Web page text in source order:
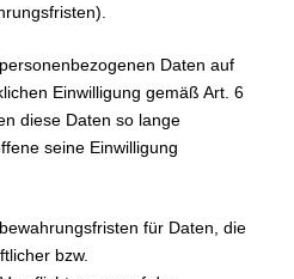
Daten auf
Einwilligung gemäß Art. 6
diese Daten so lange
seine Einwilligung
für Daten, die
bzw.